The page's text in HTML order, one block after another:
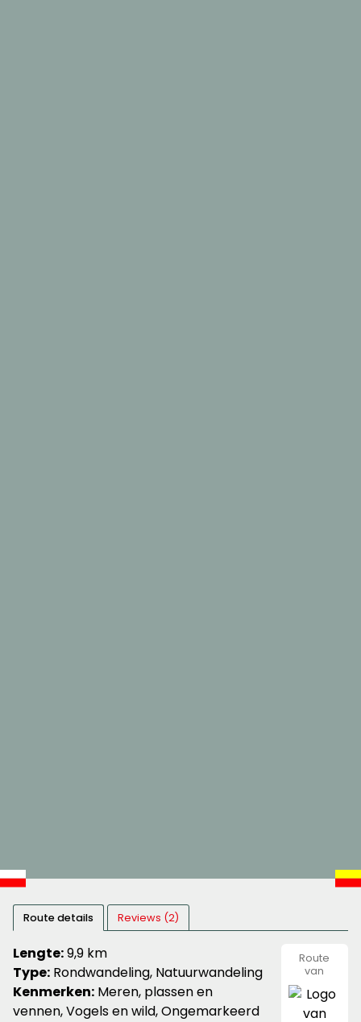
Route details Reviews (2)
Lengte:9,9 km
Type: Rondwandeling, Natuurwandeling
Kenmerken: Meren, plassen en
vennen, Vogels en wild, Ongemarkeerd
Route
van